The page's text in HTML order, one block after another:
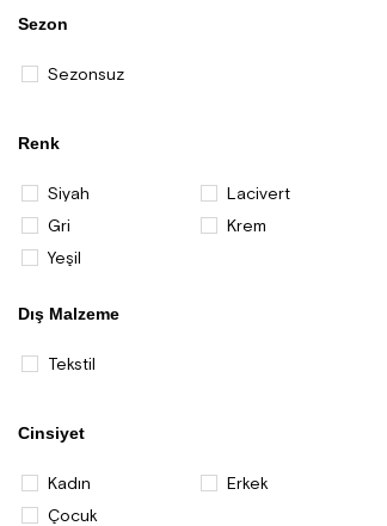
Sezon
Sezonsuz
Renk
Siyah
Lacivert
Gri
Krem
Yeşil
Dış Malzeme
Tekstil
Cinsiyet
Kadın
Erkek
Çocuk